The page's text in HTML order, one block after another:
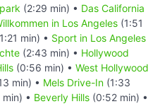
(2:29 min) • Das California
in Los Angeles (1:51
min) • Sport in Los Angeles
(2:43 min) • Hollywood
(0:56 min) • West Hollywood
min) • Mels Drive-In (1:33
• Beverly Hills (0:52 min) •